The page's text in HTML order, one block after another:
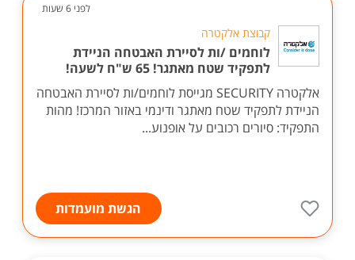
לפני 6 שעות
קבוצת אלקטרה
לוחמים /ות לסיירת האבטחה הניידת
לתפקיד שטח מאתגר! 65 ש"ח לשעה!
אלקטרה SECURITY מגייסת לוחמים/ות לסיירת האבטחה
הניידת לתפקיד שטח מאתגר ודינמי באזור המרכז! מהות
התפקיד: סיורים רכובים על אופנוע...
הגשת מועמדות